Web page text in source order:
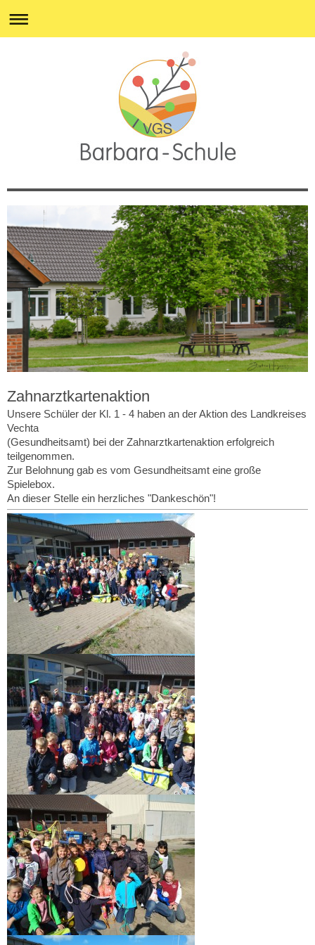
Zahnarztkartenaktion
Unsere Schüler der Kl. 1 - 4 haben an der Aktion des Landkreises
Vechta
(Gesundheitsamt) bei der Zahnarztkartenaktion erfolgreich
teilgenommen.
Zur Belohnung gab es vom Gesundheitsamt eine große
Spielebox.
An dieser Stelle ein herzliches "Dankeschön"!